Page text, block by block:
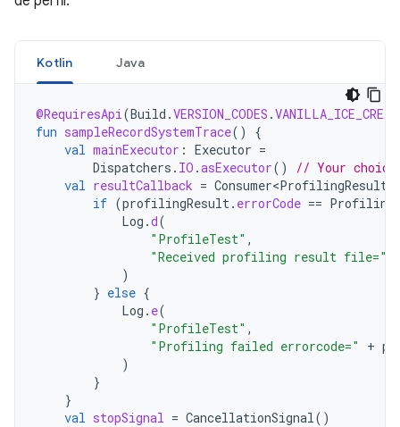
Kotlin Java
@RequiresApi(Build .VERSION_CODES .VANILLA_ICE_CREAM
fun sampleRecordSystemTrace()
{
val mainExecutor : Executor =
Dispatchers . IO .asExecutor()
// Your
val resultCallback = Consumer<ProfilingResult>
if (profilingResult. errorCode ==
Log .d(
"ProfileTest" ,
"Received profiling result file="
)
} else {
Log . e(
"ProfileTest" ,
"Profiling failed errorcode="
+
)
}
}
val stopSignal = CancellationSignal()